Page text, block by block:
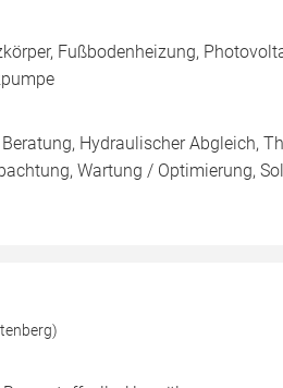
Fußbodenheizung,
Hydraulischer Abgleich,
Wartung / Optimierung,